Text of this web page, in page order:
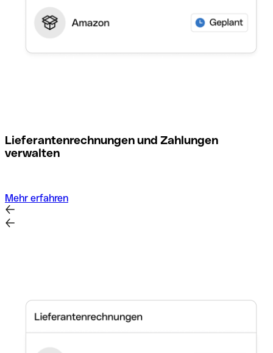
Lieferantenrechnungen und Zahlungen
verwalten
Mehr erfahren